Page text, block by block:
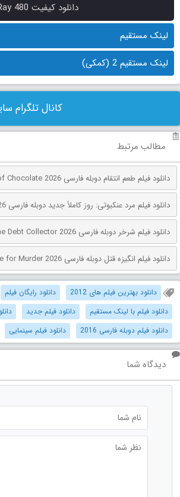
دانلود کیفیت BluRay 480 دوبله فارسی (490 مگابایت)
لینک مستقیم
لینک مستقیم 2 (کمکی)
کانال تلگرام
مطالب مرتبط
دانلود فیلم طعم انتقام دوبله فارسی One Spoon of Chocolate 2026
دانلود فیلم مرد عنکبوتی: روز کاملاً جدید دوبله فارسی Spider-Man: Brand New Day 2026
دانلود فیلم شرخر دوبله فارسی The Debt Collector 2026
دانلود فیلم انگیزه قتل دوبله فارسی M4M: Motive for Murder 2026
دانلود بهترین فیلم های 2012 دانلود رایگان فیلم
دانلود فیلم با لینک مستقیم
دانلود فیلم جدید
دانلود فیلم دوبله فارسی 2016
دانلود فیلم سینمایی
دیدگاه شما